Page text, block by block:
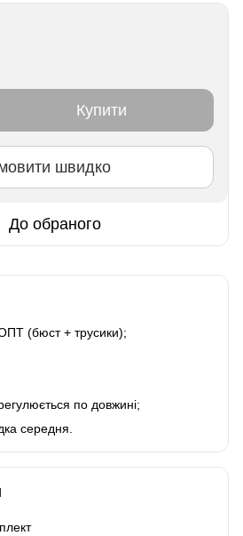
Купити
швидко
До обраного
(бюст + трусики);
по довжині;
середня.